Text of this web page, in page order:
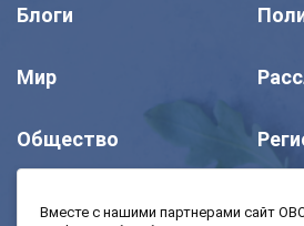
Блоги
Мир
Общество
Вместе с нашими партнерами сайт